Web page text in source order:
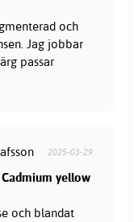
och
Jag jobbar
passar
2025-03-29
yellow
och blandat